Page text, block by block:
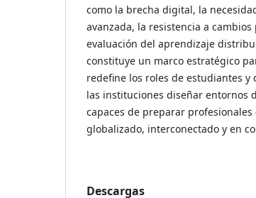
como la brecha digital, la
avanzada, la resistencia a
evaluación del aprendizaje
constituye un marco estratégico
redefine los roles de estudiantes
las instituciones diseñar entornos
capaces de preparar
globalizado, interconectado y en
Descargas